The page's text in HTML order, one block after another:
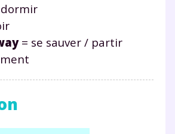
= se sauver / partir